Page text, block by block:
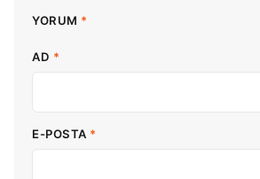
YORUM *
AD *
E-POSTA *